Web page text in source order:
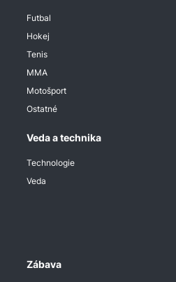
Futbal
Hokej
Tenis
MMA
Motošport
Ostatné
Veda a technika
Technologie
Veda
Zábava